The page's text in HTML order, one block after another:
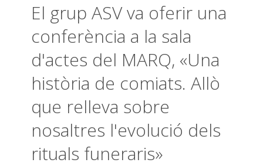
El grup ASV va oferir una
conferència a la sala
d'actes del MARQ, «Una
història de comiats. Allò
que relleva sobre
nosaltres l'evolució dels
rituals funeraris»